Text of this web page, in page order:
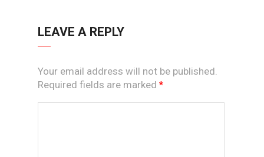
LEAVE A REPLY
Your email address will not be published.
Required fields are marked *